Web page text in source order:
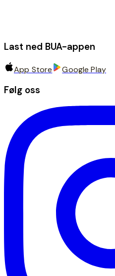
Last ned BUA-appen
App Store Google Play
Følg oss